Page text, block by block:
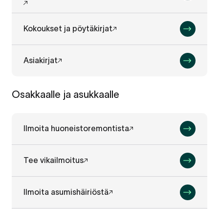
Kokoukset ja pöytäkirjat
Asiakirjat
Osakkaalle ja asukkaalle
Ilmoita huoneistoremontista
Tee vikailmoitus
Ilmoita asumishäiriöstä